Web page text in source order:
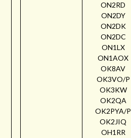
ON2RD
ON2DY
ON2DK
ON2DC
ON1LX
ON1AOX
OK8AV
OK3VO/P
OK3KW
OK2QA
OK2PYA/P
OK2JIQ
OH1RR